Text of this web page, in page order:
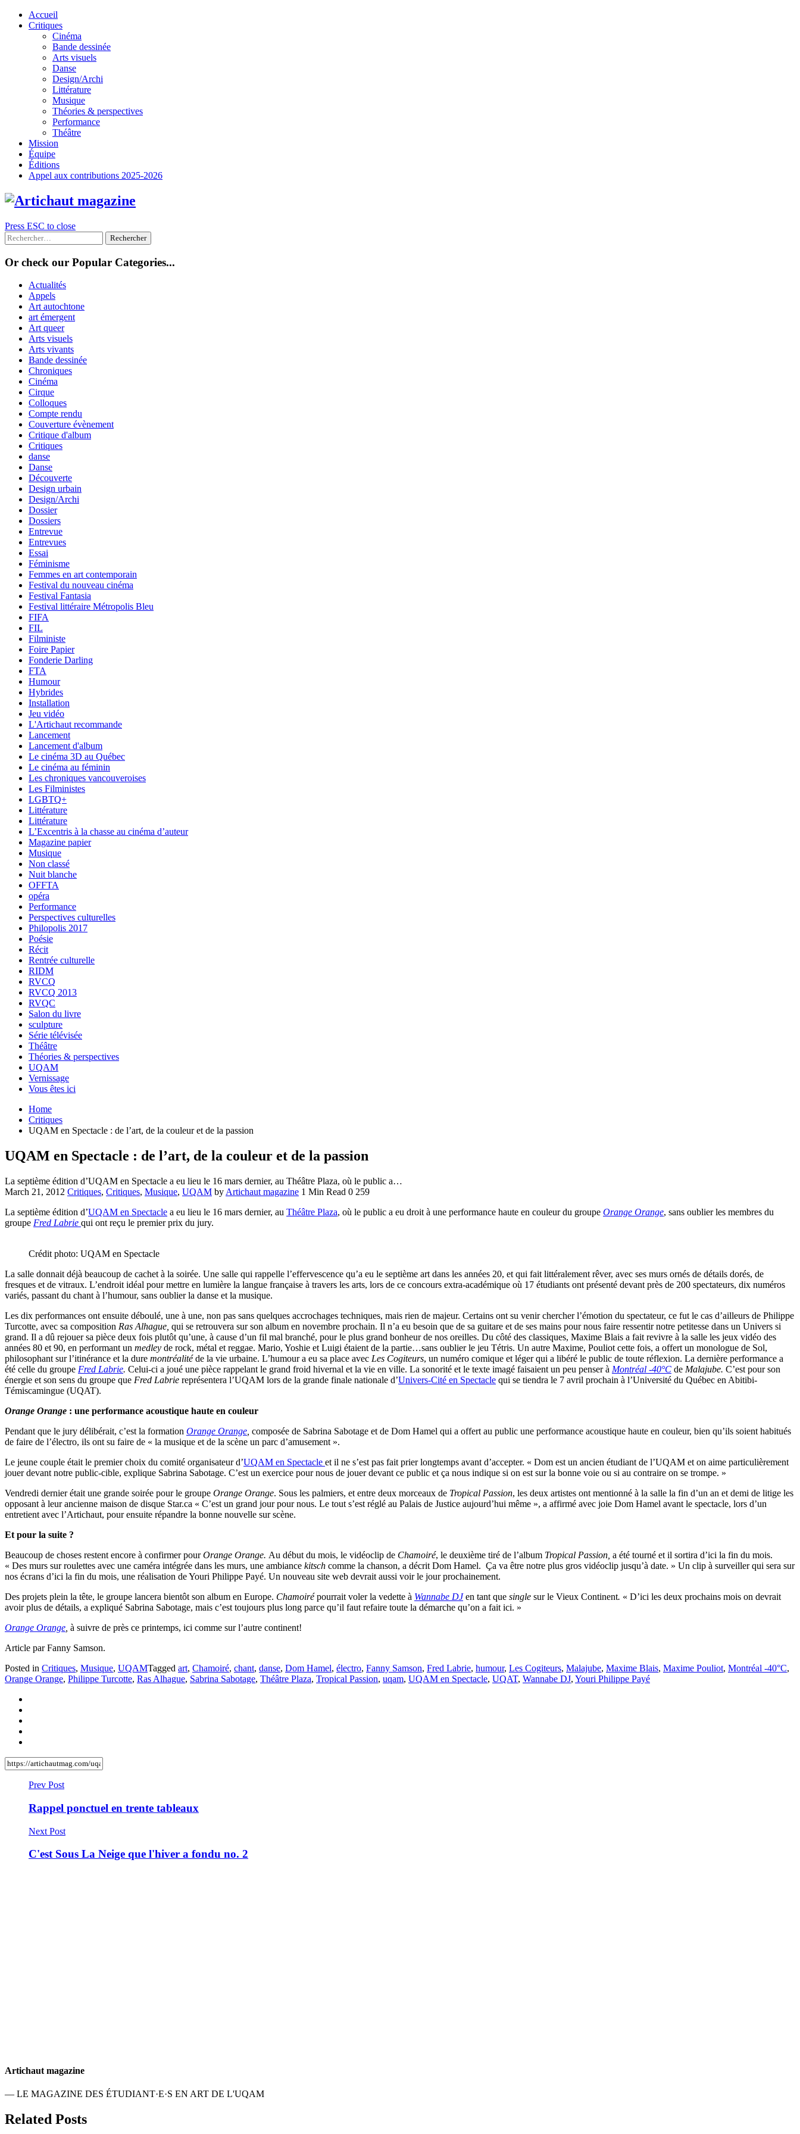
Skip
Accueil
Critiques
Cinéma
Bande dessinée
Arts visuels
Danse
Design/Archi
Littérature
Musique
Théories & perspectives
Performance
Théâtre
Mission
Équipe
Éditions
Appel aux contributions 2025-2026
Press ESC to close
Rechercher :
Or check our Popular Categories...
Actualités
Appels
Art autochtone
art émergent
Art queer
Arts visuels
Arts vivants
Bande dessinée
Chroniques
Cinéma
Cirque
Colloques
Compte rendu
Couverture évènement
Critique d'album
Critiques
danse
Danse
Découverte
Design urbain
Design/Archi
Dossier
Dossiers
Entrevue
Entrevues
Essai
Féminisme
Femmes en art contemporain
Festival du nouveau cinéma
Festival Fantasia
Festival littéraire Métropolis Bleu
FIFA
FIL
Filministe
Foire Papier
Fonderie Darling
FTA
Humour
Hybrides
Installation
Jeu vidéo
L'Artichaut recommande
Lancement
Lancement d'album
Le cinéma 3D au Québec
Le cinéma au féminin
Les chroniques vancouveroises
Les Filministes
LGBTQ+
Littérature
Littérature
L’Excentris à la chasse au cinéma d’auteur
Magazine papier
Musique
Non classé
Nuit blanche
OFFTA
opéra
Performance
Perspectives culturelles
Philopolis 2017
Poésie
Récit
Rentrée culturelle
RIDM
RVCQ
RVCQ 2013
RVQC
Salon du livre
sculpture
Série télévisée
Théâtre
Théories & perspectives
UQAM
Vernissage
Vous êtes ici
Home
Critiques
UQAM en Spectacle : de l’art, de la couleur et de la passion
UQAM en Spectacle : de l’art, de la couleur et de la passion
La septième édition d’UQAM en Spectacle a eu lieu le 16 mars dernier, au Théâtre Plaza, où le public a…
March 21, 2012 Critiques, Critiques, Musique, UQAM by Artichaut magazine 1 Min Read 0 259
La septième édition d’UQAM en Spectacle a eu lieu le 16 mars dernier, au Théâtre Plaza, où le public a eu droit à une performance haute en couleur du groupe Orange Orange, sans oublier les membres du
groupe Fred Labrie qui ont reçu le premier prix du jury.
Crédit photo: UQAM en Spectacle
La salle donnait déjà beaucoup de cachet à la soirée. Une salle qui rappelle l’effervescence qu’a eu le septième art dans les années 20, et qui fait littéralement rêver, avec ses murs ornés de détails dorés, de
fresques et de vitraux. L’endroit idéal pour mettre en lumière la langue française à travers les arts, lors de ce concours extra-académique où 17 étudiants ont présenté devant près de 200 spectateurs, dix numéros
variés, passant du chant à l’humour, sans oublier la danse et la musique.
Les dix performances ont ensuite déboulé, une à une, non pas sans quelques accrochages techniques, mais rien de majeur. Certains ont su venir chercher l’émotion du spectateur, ce fut le cas d’ailleurs de Philippe
Turcotte, avec sa composition Ras Alhague, qui se retrouvera sur son album en novembre prochain. Il n’a eu besoin que de sa guitare et de ses mains pour nous faire ressentir notre petitesse dans un Univers si
grand. Il a dû rejouer sa pièce deux fois plutôt qu’une, à cause d’un fil mal branché, pour le plus grand bonheur de nos oreilles. Du côté des classiques, Maxime Blais a fait revivre à la salle les jeux vidéo des
années 80 et 90, en performant un medley de rock, métal et reggae. Mario, Yoshie et Luigi étaient de la partie…sans oublier le jeu Tétris. Un autre Maxime, Pouliot cette fois, a offert un monologue de Sol,
philosophant sur l’itinérance et la dure montréalitéde la vie urbaine. L’humour a eu sa place avec Les Cogiteurs, un numéro comique et léger qui a libéré le public de toute réflexion. La dernière performance a
été celle du groupe Fred Labrie. Celui-ci a joué une pièce rappelant le grand froid hivernal et la vie en ville. La sonorité et le texte imagé faisaient un peu penser à Montréal -40°C de Malajube. C’est pour son
énergie et son sens du groupe que Fred Labrie représentera l’UQAM lors de la grande finale nationale d’Univers-Cité en Spectacle qui se tiendra le 7 avril prochain à l’Université du Québec en Abitibi-
Témiscamingue (UQAT).
Orange Orange : une performance acoustique haute en couleur
Pendant que le jury délibérait, c’est la formation Orange Orange composée de Sabrina Sabotage et de Dom Hamel qui a offert au public une performance acoustique haute en couleur, bien qu’ils soient habitués
de faire de l’électro, ils ont su faire de « la musique et de la scène un parc d’amusement ».
Le jeune couple était le premier choix du comité organisateur d’UQAM en Spectacle et il ne s’est pas fait prier longtemps avant d’accepter. « Dom est un ancien étudiant de l’UQAM et on aime particulièrement
jouer devant notre public-cible, explique Sabrina Sabotage. C’est un exercice pour nous de jouer devant ce public et ça nous indique si on est sur la bonne voie ou si au contraire on se trompe. »
Vendredi dernier était une grande soirée pour le groupe Orange Orange. Sous les palmiers, et entre deux morceaux de Tropical Passion, les deux artistes ont mentionné à la salle la fin d’un an et demi de litige les
opposant à leur ancienne maison de disque Star.ca « C’est un grand jour pour nous. Le tout s’est réglé au Palais de Justice aujourd’hui même », a affirmé avec joie Dom Hamel avant le spectacle, lors d’un
entretient avec l’Artichaut, pour ensuite répandre la bonne nouvelle sur scène.
Et pour la suite ?
Beaucoup de choses restent encore à confirmer pourOrange Orange. Au début du mois, le vidéoclip de Chamoiré, le deuxième tiré de l’album Tropical Passion, a été tourné et il sortira d’ici la fin du mois.
« Des murs sur roulettes avec une caméra intégrée dans les murs, une ambiance kitsch comme la chanson, a décrit Dom Hamel. Ça va être notre plus gros vidéoclip jusqu’à date. » Un clip à surveiller qui sera sur
nos écrans d’ici la fin du mois, une réalisation de Youri Philippe Payé. Un nouveau site web devrait aussi voir le jour prochainement.
Des projets plein la tête, le groupe lancera bientôt son album en Europe. Chamoirépourrait voler la vedette à Wannabe DJen tant que single sur le Vieux Continent. « D’ici les deux prochains mois on devrait
avoir plus de détails, a expliqué Sabrina Sabotage, mais c’est toujours plus long parce qu’il faut refaire toute la démarche qu’on a fait ici. »
Orange Orange à suivre de près ce printemps, ici comme sur l’autre continent!
Article par Fanny Samson.
Posted in Critiques, Musique, UQAMTagged art, Chamoiré, chant, danse, Dom Hamel, électro, Fanny Samson, Fred Labrie, humour, Les Cogiteurs, Malajube, Maxime Blais, Maxime Pouliot, Montréal -40°C,
Orange Orange, Philippe Turcotte, Ras Alhague, Sabrina Sabotage, Théâtre Plaza, Tropical Passion, uqam, UQAM en Spectacle, UQAT, Wannabe DJ, Youri Philippe Payé
Prev Post
Rappel ponctuel en trente tableaux
Next Post
C'est Sous La Neige que l'hiver a fondu no. 2
Artichaut magazine
— LE MAGAZINE DES ÉTUDIANT·E·S EN ART DE L'UQAM
Related Posts